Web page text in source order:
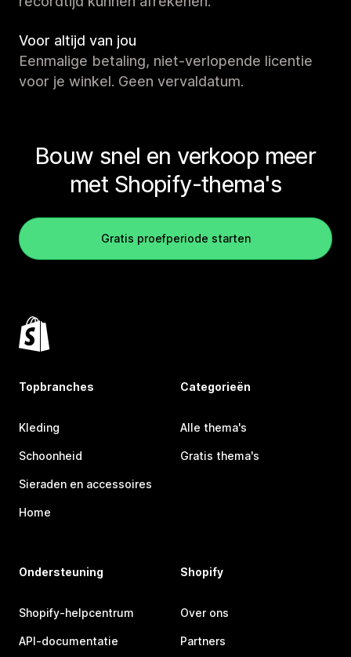
Voor altijd van jou
Eenmalige betaling, niet-verlopende licentie
voor je winkel. Geen vervaldatum.
Bouw snel en verkoop meer
met Shopify-thema's
Gratis proefperiode starten
Topbranches
Kleding
Schoonheid
Sieraden en accessoires
Home
Categorieën
Alle thema's
Gratis thema's
Ondersteuning
Shopify-helpcentrum
API-documentatie
Shopify
Over ons
Partners